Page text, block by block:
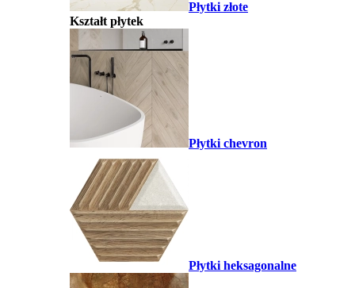
Płytki złote
Kształt płytek
Płytki chevron
Płytki heksagonalne